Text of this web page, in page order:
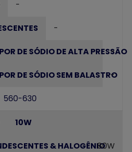
-
-
-
-
560-630
10W
80W